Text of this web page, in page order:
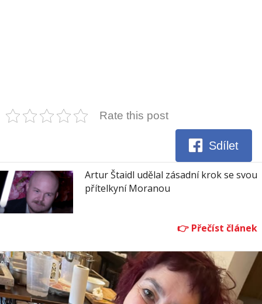
Rate this post
Sdílet
Artur Štaidl udělal zásadní krok se svou
přítelkyní Moranou